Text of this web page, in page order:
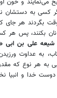
كسى به دستشان
وقت بگردند هر
بكنند، پس هر
شيعه على بن ابى
به عداوت
به هر نوع كه
دوست خدا و انبيا